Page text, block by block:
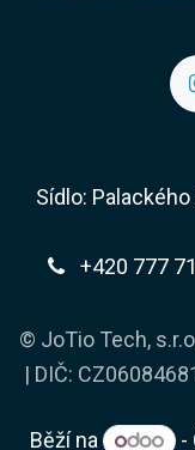
Sídlo:
+420 777
© JoTio Tech,
| DIČ:
Běží na -